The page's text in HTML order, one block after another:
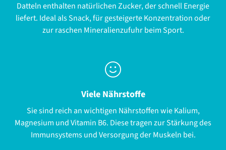
Datteln enthalten natürlichen Zucker, der schnell Energie
liefert. Ideal als Snack, für gesteigerte Konzentration oder
zur raschen Mineralienzufuhr beim Sport.
Viele Nährstoffe
Sie sind reich an wichtigen Nährstoffen wie Kalium,
Magnesium und Vitamin B6. Diese tragen zur Stärkung des
Immunsystems und Versorgung der Muskeln bei.